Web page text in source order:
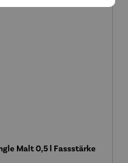
Malt 0,5 l Fassstärke